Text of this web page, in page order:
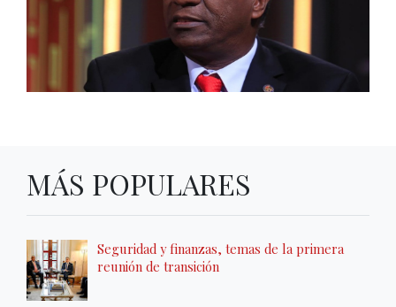
MÁS POPULARES
Seguridad y finanzas, temas de la primera
reunión de transición